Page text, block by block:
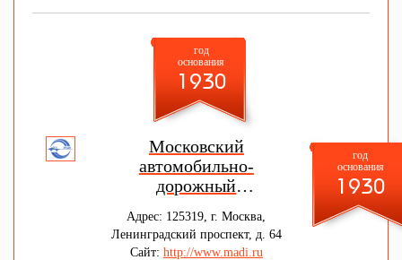
год
основания
1930
Московский
автомобильно-
дорожный
технический
университет (МАДИ)
Адрес: 125319, г. Москва,
Ленинградский проспект, д. 64
Сайт: http://www.madi.ru
год
основания
1930